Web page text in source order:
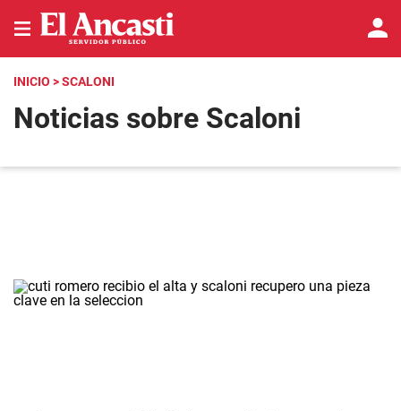
INICIO > SCALONI
Noticias sobre Scaloni